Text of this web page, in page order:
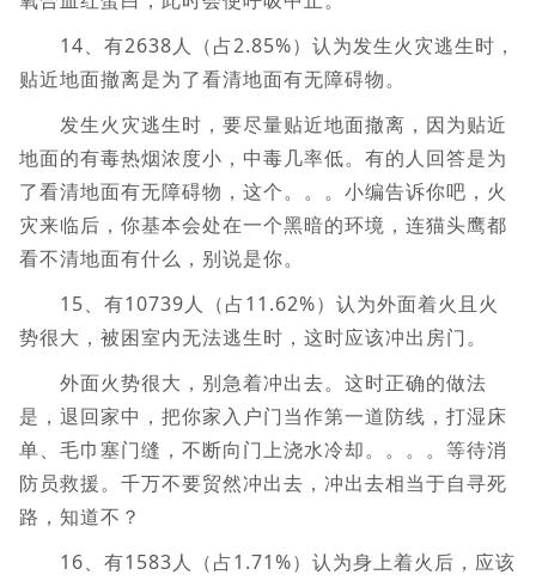
14、有2638人（占2.85%）认为发生火灾逃生时，
贴近地面撤离是为了看清地面有无障碍物。
发生火灾逃生时，要尽量贴近地面撤离，因为贴近
地面的有毒热烟浓度小，中毒几率低。有的人回答是为
了看清地面有无障碍物，这个。。。小编告诉你吧，火
灾来临后，你基本会处在一个黑暗的环境，连猫头鹰都
看不清地面有什么，别说是你。
15、有10739人（占11.62%）认为外面着火且火
势很大，被困室内无法逃生时，这时应该冲出房门。
外面火势很大，别急着冲出去。这时正确的做法
是，退回家中，把你家入户门当作第一道防线，打湿床
单、毛巾塞门缝，不断向门上浇水冷却。。。。等待消
防员救援。千万不要贸然冲出去，冲出去相当于自寻死
路，知道不？
16、有1583人（占1.71%）认为身上着火后，应该